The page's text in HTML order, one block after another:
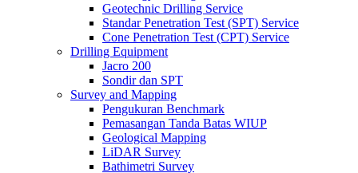
Geotechnic Drilling Service
Standar Penetration Test (SPT) Service
Cone Penetration Test (CPT) Service
Drilling Equipment
Jacro 200
Sondir dan SPT
Survey and Mapping
Pengukuran Benchmark
Pemasangan Tanda Batas WIUP
Geological Mapping
LiDAR Survey
Bathimetri Survey